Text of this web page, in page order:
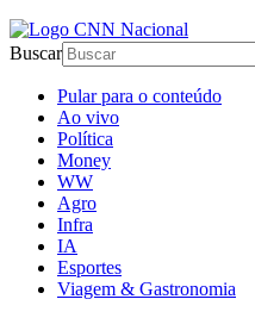
Buscar
Pular para o conteúdo
Ao vivo
Política
Money
WW
Agro
Infra
IA
Esportes
Viagem & Gastronomia